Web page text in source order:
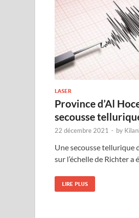
LASER
Province d’Al
secousse
22 décembre 2021 - by
Une secousse tellurique
sur l’échelle de Richter
LIRE PLUS